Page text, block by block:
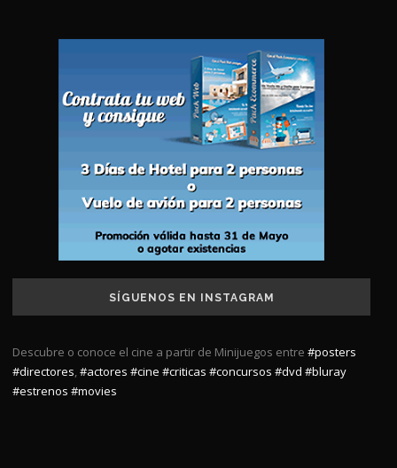
SÍGUENOS EN INSTAGRAM
Descubre o conoce el cine a partir de Minijuegos entre #posters
#directores,#actores #cine #criticas #concursos #dvd #bluray
#estrenos #movies